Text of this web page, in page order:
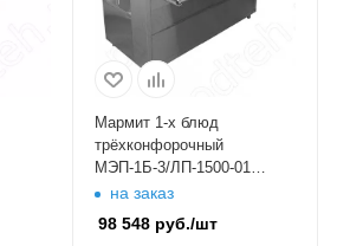
Мармит 1-х блюд
трёхконфорочный
МЭП-1Б-3/ЛП-1500-01
(Лира-Профи)
на заказ
98 548руб./шт